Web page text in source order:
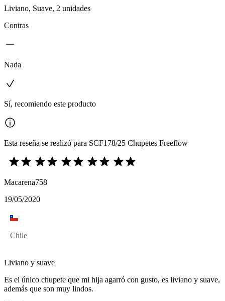
Liviano, Suave, 2 unidades
Contras
Nada
Sí, recomiendo este producto
Esta reseña se realizó para SCF178/25 Chupetes Freeflow
Macarena758
19/05/2020
Chile
Liviano y suave
Es el único chupete que mi hija agarró con gusto, es liviano y suave,
además que son muy lindos.